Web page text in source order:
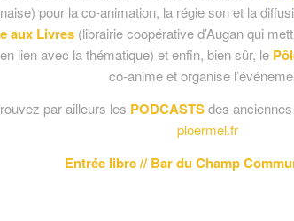
pour la co-animation, la régie son et la
aux Livres(librairie coopérative d’Augan qui
lien avec la thématique) et enfin, bien sûr, le
co-anime et organise
par ailleurs les PODCASTSdes
ploermel.fr
Entrée libre // Bar du Champ